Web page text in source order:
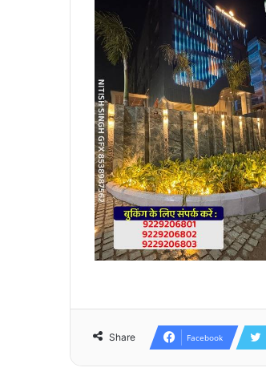
Share Facebook